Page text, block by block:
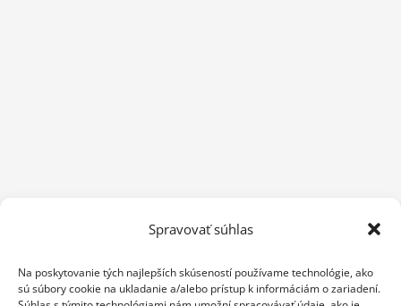
Spravovať súhlas
Na poskytovanie tých najlepších skúseností používame technológie, ako
sú súbory cookie na ukladanie a/alebo prístup k informáciám o zariadení.